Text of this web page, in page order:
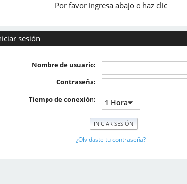
Por favor ingresa abajo o haz clic
sesión
Nombre de usuario:
Contraseña:
Tiempo de conexión:
¿Olvidaste tu contraseña?